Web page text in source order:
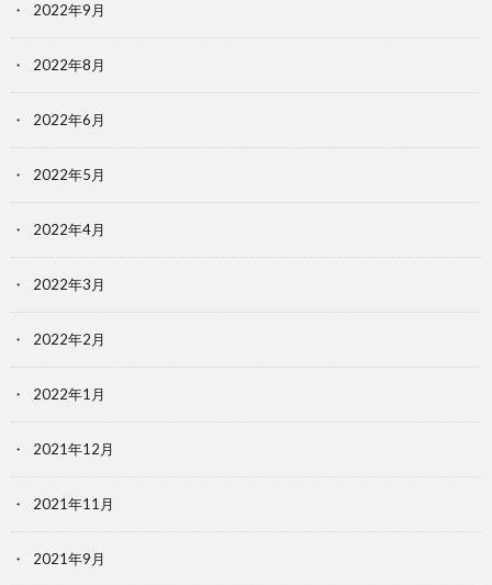
2022年9月
2022年8月
2022年6月
2022年5月
2022年4月
2022年3月
2022年2月
2022年1月
2021年12月
2021年11月
2021年9月